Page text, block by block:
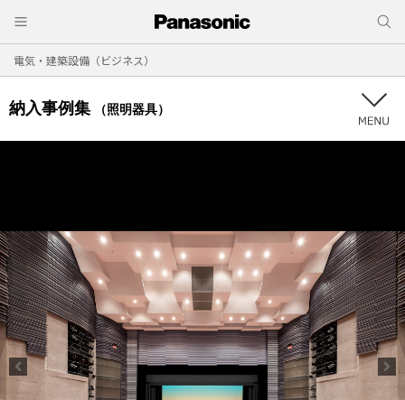
電気・建築設備（ビジネス）
納入事例集 （照明器具）